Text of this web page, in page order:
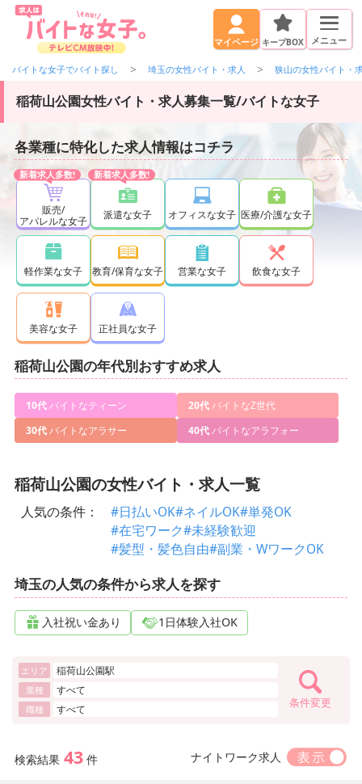
マイページ キープBOX メニュー
バイトな女子でバイト探し 埼玉の女性バイト・求人 狭山の女性バイト・
稲荷山公園女性バイト・求人募集一覧/バイトな女子
各業種に特化した求人情報はコチラ
販売/
アパレルな女子
派遣な女子 オフィスな女子 医療/介護な女子
軽作業な女子 教育/保育な女子 営業な女子 飲食な女子
美容な女子 正社員な女子
稲荷山公園の年代別おすすめ求人
10代バイトなティーン 20代バイトなZ世代
30代バイトなアラサー 40代バイトなアラフォー
稲荷山公園の女性バイト・求人一覧
人気の条件： #日払いOK#ネイルOK#単発OK
#在宅ワーク#未経験歓迎
#髪型・髪色自由#副業・WワークOK
埼玉の人気の条件から求人を探す
入社祝い金あり 1日体験入社OK
エリア 稲荷山公園駅
業種 すべて
職種 すべて 条件変更
検索結果 43 件 ナイトワーク求人